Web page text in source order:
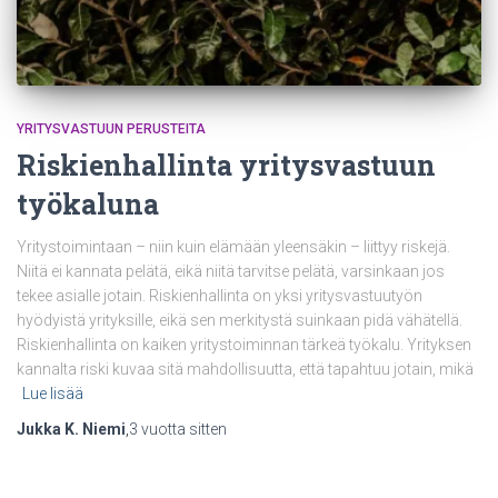
YRITYSVASTUUN PERUSTEITA
Riskienhallinta yritysvastuun
työkaluna
Yritystoimintaan – niin kuin elämään yleensäkin – liittyy riskejä.
Niitä ei kannata pelätä, eikä niitä tarvitse pelätä, varsinkaan jos
tekee asialle jotain. Riskienhallinta on yksi yritysvastuutyön
hyödyistä yrityksille, eikä sen merkitystä suinkaan pidä vähätellä.
Riskienhallinta on kaiken yritystoiminnan tärkeä työkalu. Yrityksen
kannalta riski kuvaa sitä mahdollisuutta, että tapahtuu jotain, mikä
Lue lisää
Jukka K. Niemi 3 vuotta sitten